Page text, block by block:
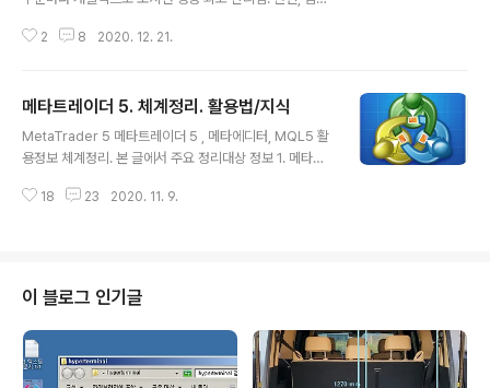
목들에서의 포지션 관리 형식은 short , long 포지션은 분
지션 1개, long 에서 알짜 포지션 1개로 만 관리된다. 예.
숏포지션 있는 상태에서 추가 매도주문 하여 체결된 경우
신규 숏포지션 안만들어지고 초기의 숏포지션 포함한 단일
트레이더에서의 완전한 개별 포지션 - 아래 그림의 붉은 박
2 8 2020. 12. 21.
메타트레이더 5. 체계정리. 활용법/지식
MetaTrader 5 메타트레이더 5 , 메타에디터, MQL5 활
용정보 체계정리. 본 글에서 주요 정리대상 정보 1. 메타트
타프레이더5에서 자동매매 달성하기 위한 기술적 정보주
하다( 카피 매매 상세 ). 카피 매매 목적에서는 본 글에서 정
리된 코딩 정보는 안봐도 됨. 단, 직접 전략 개발하여 본인
시그널을 다른 사람에게 제공하고 안정적인 신호제공 수수
료 수익도 얻을 수 있기 때문에 직접 개발성공시 압도적인
안정적인 수익을 얻을 수 있긴하다. 물론 기존 신호 공급자
18 23 2020. 11. 9.
이 블로그 인기글